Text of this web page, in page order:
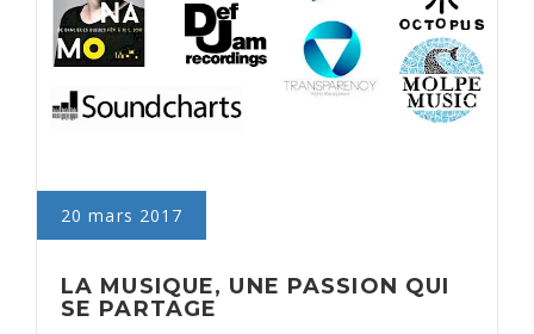
20 mars 2017
LA MUSIQUE, UNE PASSION QUI
SE PARTAGE